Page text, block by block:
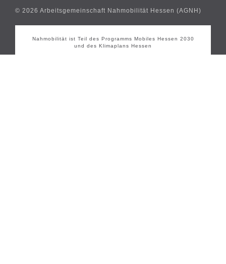
© 2026 Arbeitsgemeinschaft Nahmobilität Hessen (AGNH)
Nahmobilität ist Teil des Programms Mobiles Hessen 2030
und des Klimaplans Hessen